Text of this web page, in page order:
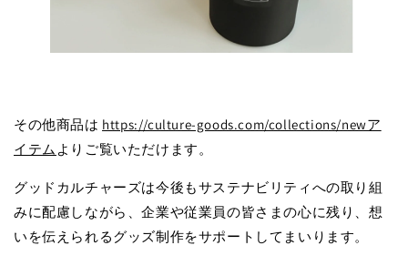
その他商品は https://culture-goods.com/collections/newア
イテム よりご覧いただけます。
グッドカルチャーズは今後もサステナビリティへの取り組
みに配慮しながら、企業や従業員の皆さまの心に残り、想
いを伝えられるグッズ制作をサポートしてまいります。